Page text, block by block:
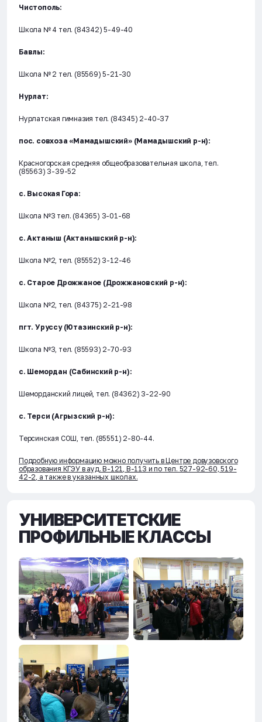
Чистополь:
Школа № 4 тел. (84342) 5-49-40
Бавлы:
Школа № 2 тел. (85569) 5-21-30
Нурлат:
Нурлатская гимназия тел. (84345) 2-40-37
пос. совхоза «Мамадышский» (Мамадышский р-н):
Красногорская средняя общеобразовательная школа, тел.
(85563) 3-39-52
с. Высокая Гора:
Школа №3 тел. (84365) 3-01-68
с. Актаныш (Актанышский р-н):
Школа №2, тел. (85552) 3-12-46
с. Старое Дрожжаное (Дрожжановский р-н):
Школа №2, тел. (84375) 2-21-98
пгт. Уруссу (Ютазинский р-н):
Школа №3, тел. (85593) 2-70-93
с. Шемордан (Сабинский р-н):
Шеморданский лицей, тел. (84362) 3-22-90
с. Терси (Агрызский р-н):
Терсинская СОШ, тел. (85551) 2-80-44.
Подробную информацию можно получить в Центре довузовского
образования КГЭУ в ауд. В-121, В-113 и по тел. 527-92-60, 519-
42-2, а также в указанных школах.
УНИВЕРСИТЕТСКИЕ
ПРОФИЛЬНЫЕ КЛАССЫ